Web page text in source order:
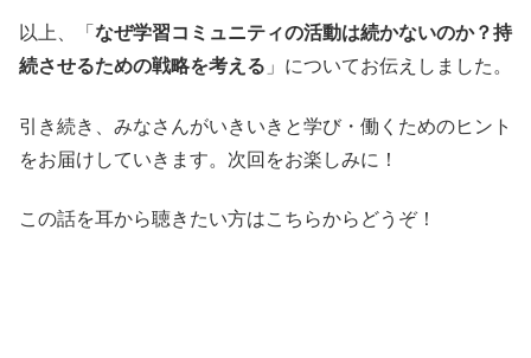
以上、「 なぜ学習コミュニティの活動は続かないのか？持
続させるための戦略を考える 」についてお伝えしました。
引き続き、みなさんがいきいきと学び・働くためのヒント
をお届けしていきます。次回をお楽しみに！
この話を耳から聴きたい方はこちらからどうぞ！